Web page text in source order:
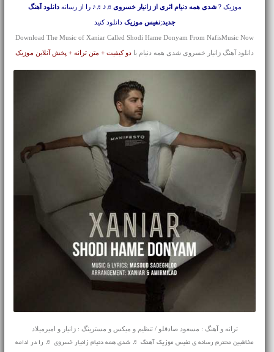
موزیک ?شدی همه دنیام اثری از زانیار خسروی ♬♪♬♪ را از رسانهدانلود آهنگ
جدید;نفیس موزیک دانلود کنید
Download The Music of Xaniar Called Shodi Hame Donyam From NafisMusic Now
دانلود آهنگ زانیار خسروی شدی همه دنیام با دو کیفیت + متن ترانه + پخش آنلاین موزیک
ترانه و آهنگ : مسعود صادقلو / تنظیم و میکس و مسترینگ : زانیار و امیرمیلاد
مخاطبین محترم رسانه ی نفیس موزیک آهنگ ♬ شدی همه دنیام زانیار خسروی ♬ را در ادامه